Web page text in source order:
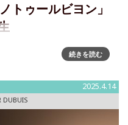
トゥールビヨン」
ボレーション第三弾～エク
Dr. Woo エピソード IIIロジ
続きを読む
2025.4.14
DUBUIS